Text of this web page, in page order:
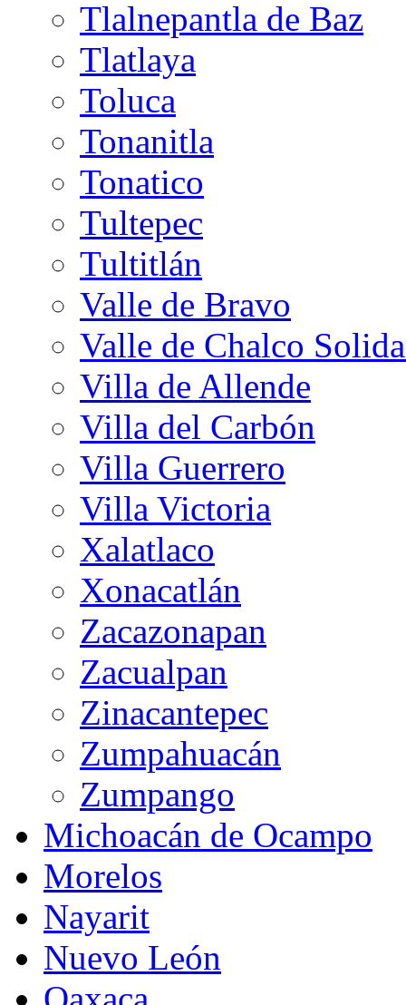
Tlalnepantla de Baz
Tlatlaya
Toluca
Tonanitla
Tonatico
Tultepec
Tultitlán
Valle de Bravo
Valle de Chalco
Villa de Allende
Villa del Carbón
Villa Guerrero
Villa Victoria
Xalatlaco
Xonacatlán
Zacazonapan
Zacualpan
Zinacantepec
Zumpahuacán
Zumpango
Michoacán de Ocampo
Morelos
Nayarit
Nuevo León